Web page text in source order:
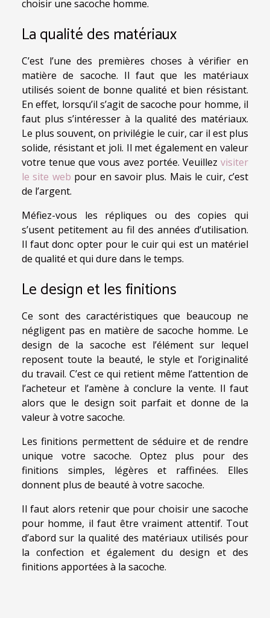
choisir une sacoche homme.
La qualité des matériaux
C’est l’une des premières choses à vérifier en
matière de sacoche. Il faut que les matériaux
utilisés soient de bonne qualité et bien résistant.
En effet, lorsqu’il s’agit de sacoche pour homme, il
faut plus s’intéresser à la qualité des matériaux.
Le plus souvent, on privilégie le cuir, car il est plus
solide, résistant et joli. Il met également en valeur
votre tenue que vous avez portée. Veuillez visiter
le site web pour en savoir plus. Mais le cuir, c’est
de l’argent.
Méfiez-vous les répliques ou des copies qui
s’usent petitement au fil des années d’utilisation.
Il faut donc opter pour le cuir qui est un matériel
de qualité et qui dure dans le temps.
Le design et les finitions
Ce sont des caractéristiques que beaucoup ne
négligent pas en matière de sacoche homme. Le
design de la sacoche est l’élément sur lequel
reposent toute la beauté, le style et l’originalité
du travail. C’est ce qui retient même l’attention de
l’acheteur et l’amène à conclure la vente. Il faut
alors que le design soit parfait et donne de la
valeur à votre sacoche.
Les finitions permettent de séduire et de rendre
unique votre sacoche. Optez plus pour des
finitions simples, légères et raffinées. Elles
donnent plus de beauté à votre sacoche.
Il faut alors retenir que pour choisir une sacoche
pour homme, il faut être vraiment attentif. Tout
d’abord sur la qualité des matériaux utilisés pour
la confection et également du design et des
finitions apportées à la sacoche.